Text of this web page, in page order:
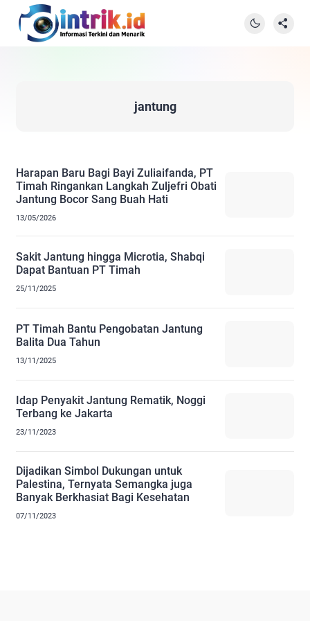
jantung
Harapan Baru Bagi Bayi Zuliaifanda, PT
Timah Ringankan Langkah Zuljefri Obati
Jantung Bocor Sang Buah Hati
13/05/2026
Sakit Jantung hingga Microtia, Shabqi
Dapat Bantuan PT Timah
25/11/2025
PT Timah Bantu Pengobatan Jantung
Balita Dua Tahun
13/11/2025
Idap Penyakit Jantung Rematik, Noggi
Terbang ke Jakarta
23/11/2023
Dijadikan Simbol Dukungan untuk
Palestina, Ternyata Semangka juga
Banyak Berkhasiat Bagi Kesehatan
07/11/2023